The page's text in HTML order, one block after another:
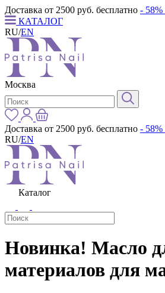
Доставка от 2500 руб. бесплатно - 58%
КАТАЛОГ
RU/EN
Москва
Доставка от 2500 руб. бесплатно - 58%
RU/EN
Каталог
Новинка! Масло
материалов для